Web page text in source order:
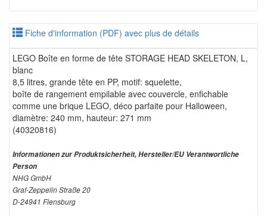
Fiche d'information (PDF) avec plus de détails
LEGO Boîte en forme de tête STORAGE HEAD SKELETON, L,
blanc
8,5 litres, grande tête en PP, motif: squelette,
boîte de rangement empilable avec couvercle, enfichable
comme une brique LEGO, déco parfaite pour Halloween,
diamètre: 240 mm, hauteur: 271 mm
(40320816)
Informationen zur Produktsicherheit, Hersteller/EU Verantwortliche
Person
NHG GmbH
Graf-Zeppelin Straße 20
D-24941 Flensburg